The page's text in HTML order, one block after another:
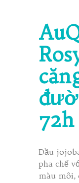
72h
Dầu
pha chế
màu môi,